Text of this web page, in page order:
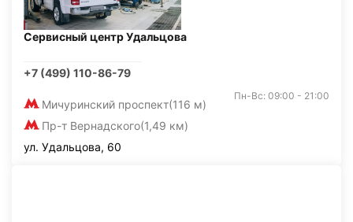
Сервисный центр Удальцова
+7 (499) 110-86-79
Мичуринский проспект(116 м)
Пр-т Вернадского(1,49 км)
Пн-Вс: 09:00 - 21:00
ул. Удальцова, 60